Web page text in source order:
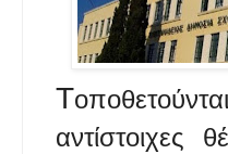
Τ
αντίστοιχες